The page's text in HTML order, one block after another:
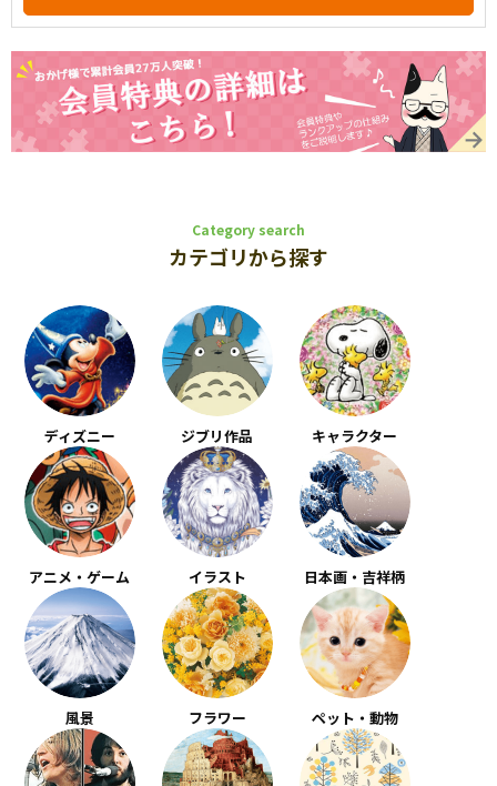
Category search
カテゴリから探す
ディズニー ジブリ作品 キャラクター
アニメ・ゲーム イラスト 日本画・吉祥柄
風景 フラワー ペット・動物